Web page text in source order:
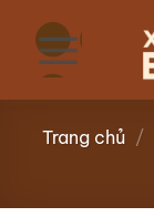
dung
Trang chủ /